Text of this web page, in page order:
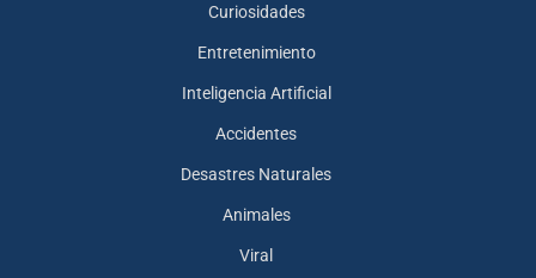
Curiosidades
Entretenimiento
Inteligencia Artificial
Accidentes
Desastres Naturales
Animales
Viral